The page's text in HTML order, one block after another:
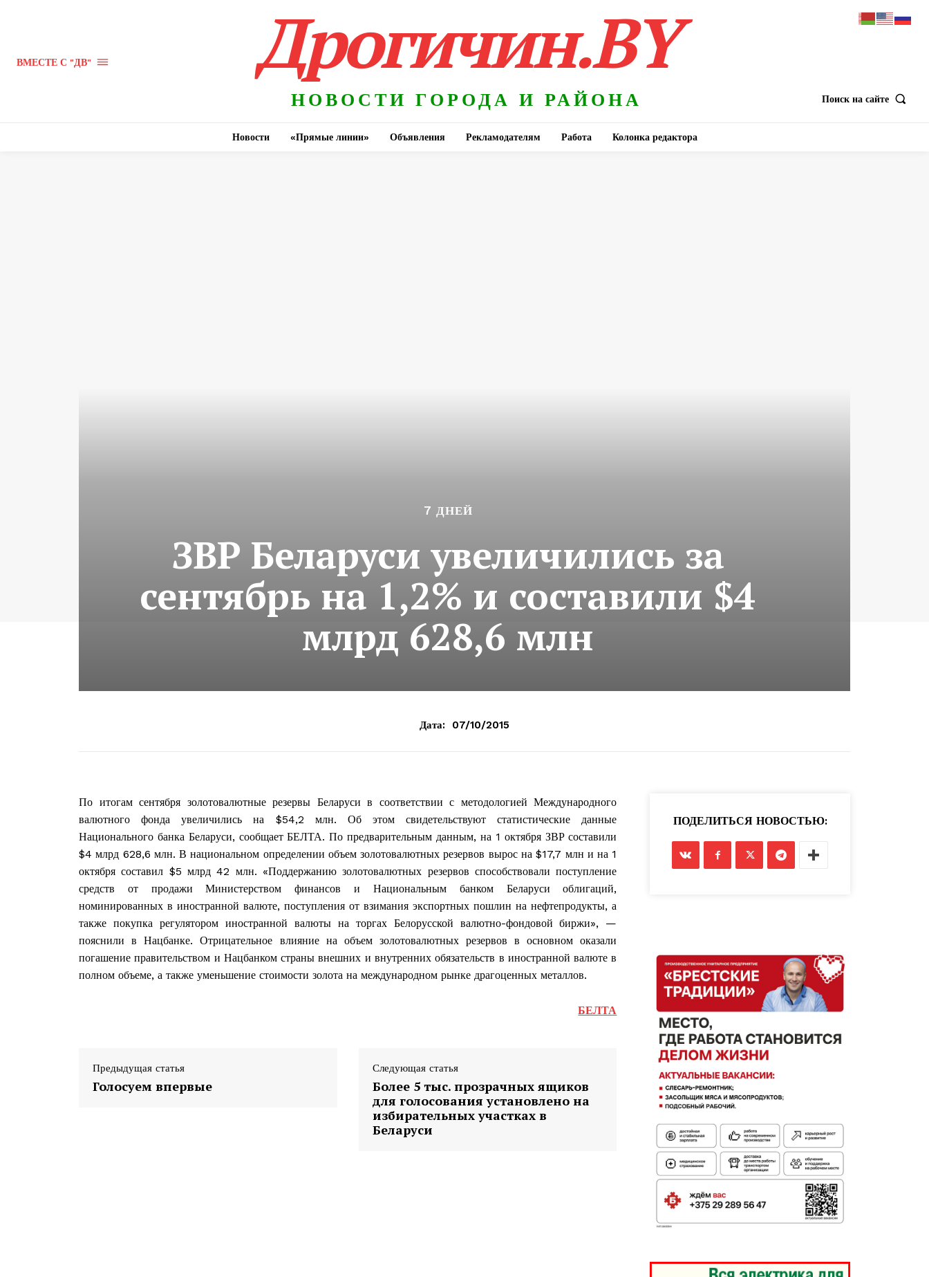
ВМЕСТЕ С "ДВ" Дрогичин.BY
НОВОСТИ ГОРОДА И РАЙОНА Поиск на сайте
Новости «Прямые линии» Объявления Рекламодателям Работа Колонка редактора
7 ДНЕЙ
ЗВР Беларуси увеличились за
сентябрь на 1,2% и составили $4
млрд 628,6 млн
Дата: 07/10/2015
По итогам сентября золотовалютные резервы Беларуси в соответствии с методологией Международного
валютного фонда увеличились на $54,2 млн. Об этом свидетельствуют статистические данные
Национального банка Беларуси, сообщает БЕЛТА. По предварительным данным, на 1 октября ЗВР составили
$4 млрд 628,6 млн. В национальном определении объем золотовалютных резервов вырос на $17,7 млн и на 1
октября составил $5 млрд 42 млн. «Поддержанию золотовалютных резервов способствовали поступление
средств от продажи Министерством финансов и Национальным банком Беларуси облигаций,
номинированных в иностранной валюте, поступления от взимания экспортных пошлин на нефтепродукты, а
также покупка регулятором иностранной валюты на торгах Белорусской валютно-фондовой биржи», —
пояснили в Нацбанке. Отрицательное влияние на объем золотовалютных резервов в основном оказали
погашение правительством и Нацбанком страны внешних и внутренних обязательств в иностранной валюте в
полном объеме, а также уменьшение стоимости золота на международном рынке драгоценных металлов.
БЕЛТА
Предыдущая статья
Голосуем впервые
Следующая статья
Более 5 тыс. прозрачных ящиков
для голосования установлено на
избирательных участках в
Беларуси
ПОДЕЛИТЬСЯ НОВОСТЬЮ: